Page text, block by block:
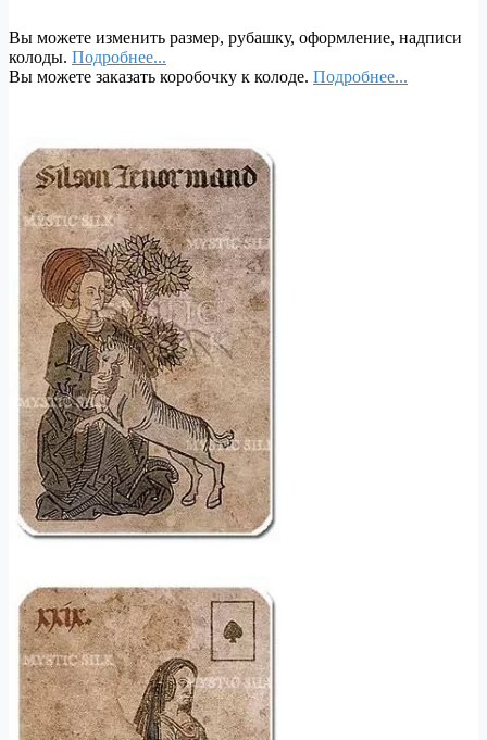
Вы можете изменить размер, рубашку, оформление, надписи
колоды. Подробнее...
Вы можете заказать коробочку к колоде. Подробнее...